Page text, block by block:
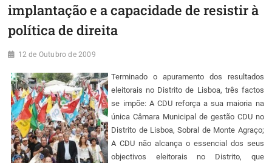
implantação e a capacidade de resistir à
política de direita
12 de Outubro de 2009
Terminado o apuramento dos resultados
eleitorais no Distrito de Lisboa, três factos
se impõe: A CDU reforça a sua maioria na
única Câmara Municipal de gestão CDU no
Distrito de Lisboa, Sobral de Monte Agraço;
A CDU não alcança o essencial dos seus
objectivos eleitorais no Distrito, que